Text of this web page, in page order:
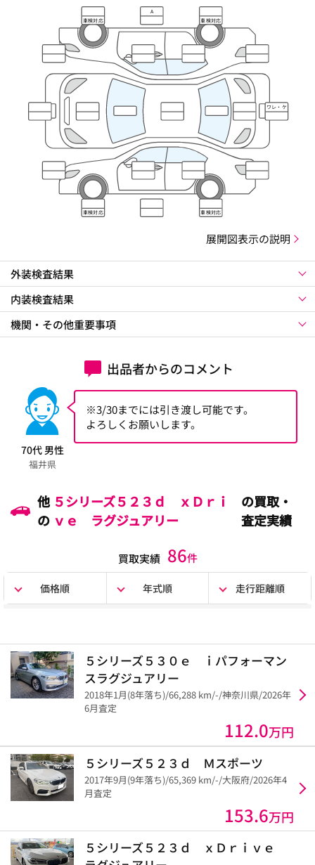
車検対応
A
車検対応
ワレ・ケ
ズレ
車検対応 車検対応
展開図表示の説明
外装検査結果
内装検査結果
機関・その他重要事項
出品者からのコメント
70代 男性
福井県
※3/30までには引き渡し可能です。
よろしくお願いします。
他
の
５シリーズ５２３ｄ ｘＤｒｉ
ｖｅ ラグジュアリー
の買取・
査定実績
買取実績 86件
価格順 年式順 走行距離順
５シリーズ５３０ｅ ｉパフォーマン
スラグジュアリー
2018年1月(8年落ち)/66,288 km/-/神奈川県/2026年
6月査定
112.0万円
５シリーズ５２３ｄ Ｍスポーツ
2017年9月(9年落ち)/65,369 km/-/大阪府/2026年4
月査定
153.6万円
５シリーズ５２３ｄ ｘＤｒｉｖｅ